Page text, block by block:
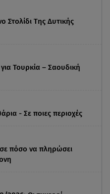
Στολίδι Της Δυτικής
Τουρκία – Σαουδική
- Σε ποιες περιοχές
πόσο να πληρώσει